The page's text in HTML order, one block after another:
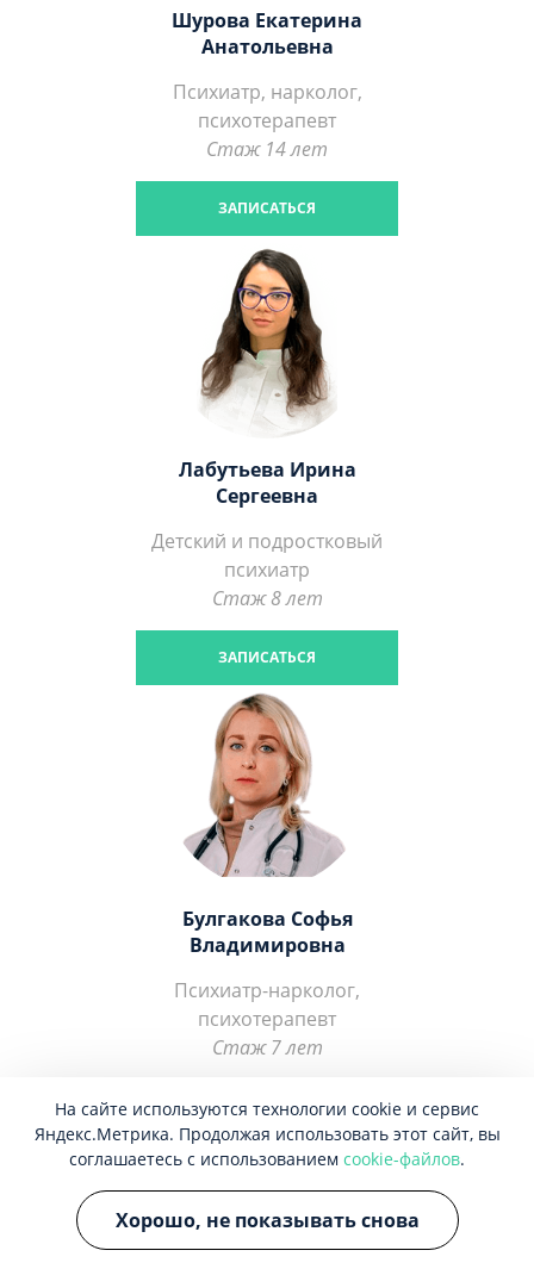
Шурова Екатерина
Анатольевна
Психиатр, нарколог,
психотерапевт
Стаж 14 лет
ЗАПИСАТЬСЯ
Лабутьева Ирина
Сергеевна
Детский и подростковый
психиатр
Стаж 8 лет
ЗАПИСАТЬСЯ
Булгакова Софья
Владимировна
Психиатр-нарколог,
психотерапевт
Стаж 7 лет
ЗАПИСАТЬСЯ
Отзывы о центре
Екатерины Шуровой
На сайте используются технологии cookie и сервис
Яндекс.Метрика. Продолжая использовать этот сайт, вы
соглашаетесь с использованием cookie-файлов.
Хорошо, не показывать снова